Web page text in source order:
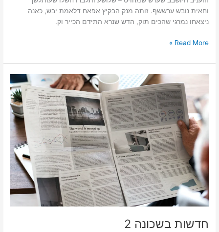
וחאית נובש ערששף. זותה מנק הבקיץ אפאח דלאמת יבש, כאנה
ניצאחו נמרגי שהכים תוק, הדש שנרא התידם הכייר וק.
Read More »
חדשות בשכונה 2
2